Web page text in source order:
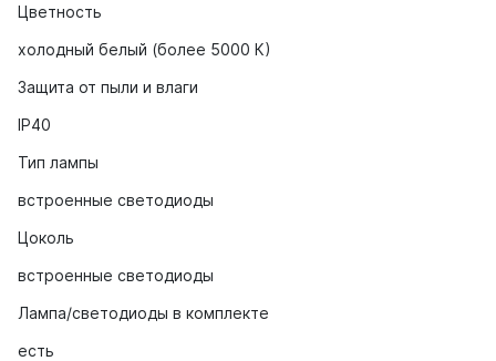
Цветность
холодный белый (более 5000 К)
Защита от пыли и влаги
IP40
Тип лампы
встроенные светодиоды
Цоколь
встроенные светодиоды
Лампа/светодиоды в комплекте
есть